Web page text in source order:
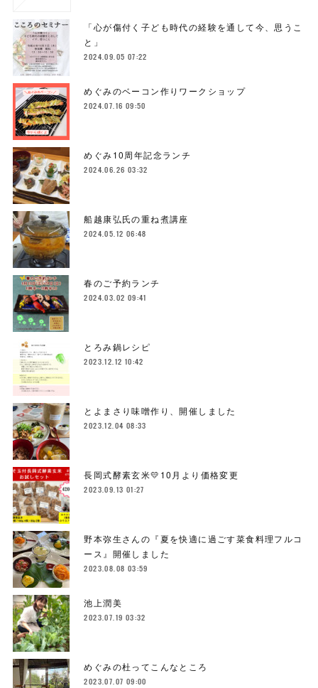
「心が傷付く子ども時代の経験を通して今、思うこ
と」
2024.09.05 07:22
めぐみのベーコン作りワークショップ
2024.07.16 09:50
めぐみ10周年記念ランチ
2024.06.26 03:32
船越康弘氏の重ね煮講座
2024.05.12 06:48
春のご予約ランチ
2024.03.02 09:41
とろみ鍋レシピ
2023.12.12 10:42
とよまさり味噌作り、開催しました
2023.12.04 08:33
長岡式酵素玄米💛10月より価格変更
2023.09.13 01:27
野本弥生さんの『夏を快適に過ごす菜食料理フルコ
ース』開催しました
2023.08.08 03:59
池上潤美
2023.07.19 03:32
めぐみの杜ってこんなところ
2023.07.07 09:00